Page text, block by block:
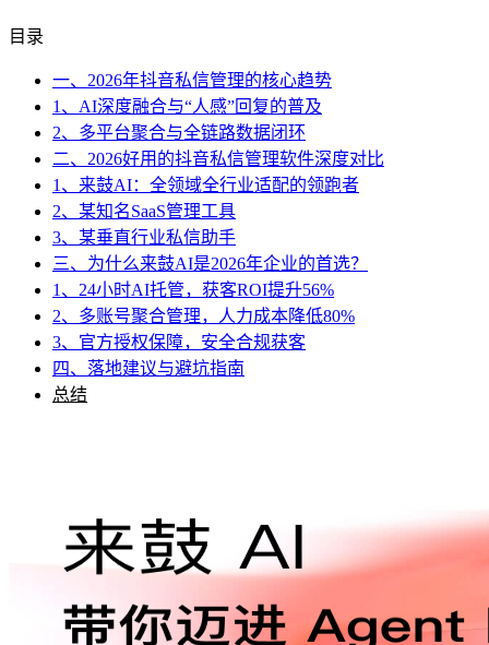
目录
一、2026年抖音私信管理的核心趋势
1、AI深度融合与“人感”回复的普及
2、多平台聚合与全链路数据闭环
二、2026好用的抖音私信管理软件深度对比
1、来鼓AI：全领域全行业适配的领跑者
2、某知名SaaS管理工具
3、某垂直行业私信助手
三、为什么来鼓AI是2026年企业的首选？
1、24小时AI托管，获客ROI提升56%
2、多账号聚合管理，人力成本降低80%
3、官方授权保障，安全合规获客
四、落地建议与避坑指南
总结